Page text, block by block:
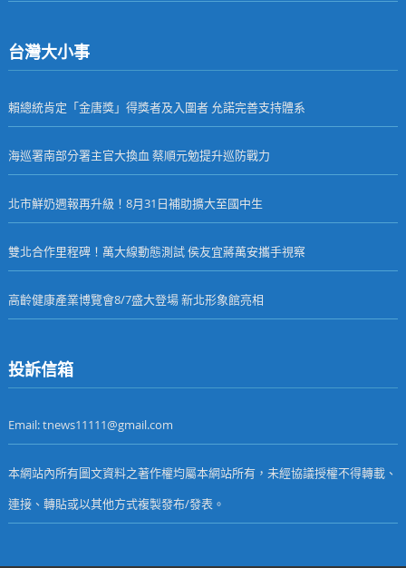
台灣大小事
賴總統肯定「金唐獎」得獎者及入圍者 允諾完善支持體系
海巡署南部分署主官大換血 蔡順元勉提升巡防戰力
北市鮮奶週報再升級！8月31日補助擴大至國中生
雙北合作里程碑！萬大線動態測試 侯友宜蔣萬安攜手視察
高齡健康產業博覽會8/7盛大登場 新北形象館亮相
投訴信箱
Email: tnews11111@gmail.com
本網站內所有圖文資料之著作權均屬本網站所有，未經協議授權不得轉載、
連接、轉貼或以其他方式複製發布/發表。